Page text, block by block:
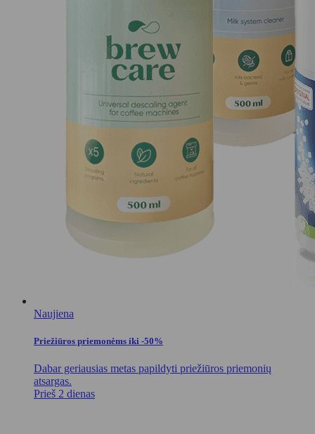
Naujiena
Priežiūros priemonėms iki -50%
Dabar geriausias metas papildyti priežiūros priemonių
atsargas.
Prieš 2 dienas